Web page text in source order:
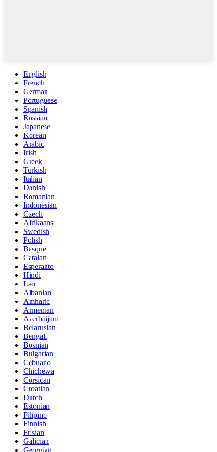
English
French
German
Portuguese
Spanish
Russian
Japanese
Korean
Arabic
Irish
Greek
Turkish
Italian
Danish
Romanian
Indonesian
Czech
Afrikaans
Swedish
Polish
Basque
Catalan
Esperanto
Hindi
Lao
Albanian
Amharic
Armenian
Azerbaijani
Belarusian
Bengali
Bosnian
Bulgarian
Cebuano
Chichewa
Corsican
Croatian
Dutch
Estonian
Filipino
Finnish
Frisian
Galician
Georgian